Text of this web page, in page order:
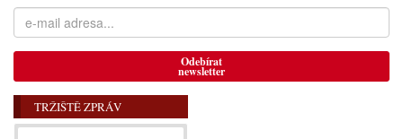
Odebírat
newsletter
TRŽIŠTĚ ZPRÁV